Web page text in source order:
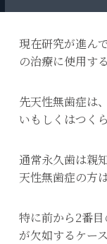
現在研究が進ん
の治療に使用す
先天性無歯症は
いもしくはつく
通常永久歯は親
天性無歯症の方
特に前から2番
が欠如するケー